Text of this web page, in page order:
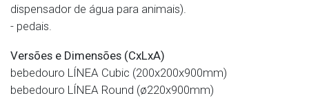
dispensador de água para animais).
- pedais.
Versões e Dimensões (CxLxA)
bebedouro LÍNEA Cubic (200x200x900mm)
bebedouro LÍNEA Round (ø220x900mm)